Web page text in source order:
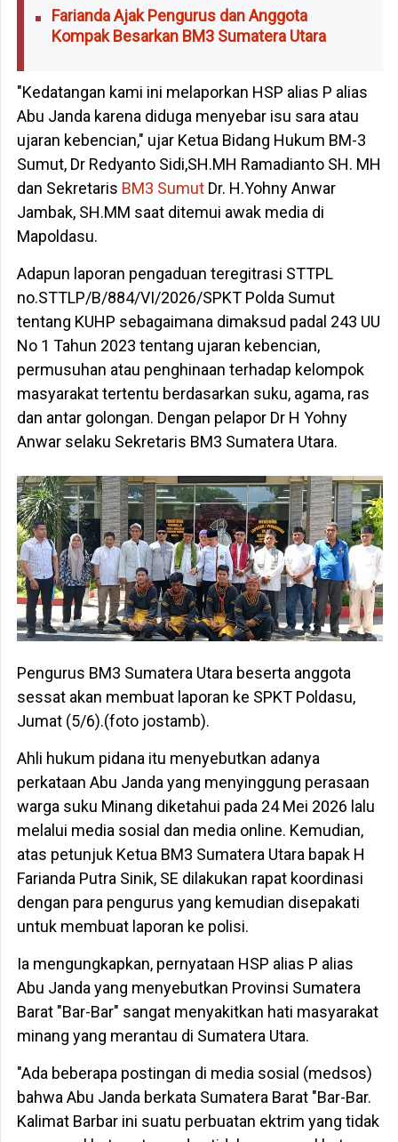
Farianda Ajak Pengurus dan Anggota
Kompak Besarkan BM3 Sumatera Utara
"Kedatangan kami ini melaporkan HSP alias P alias
Abu Janda karena diduga menyebar isu sara atau
ujaran kebencian," ujar Ketua Bidang Hukum BM-3
Sumut, Dr Redyanto Sidi,SH.MH Ramadianto SH. MH
dan Sekretaris BM3 SumutDr. H.Yohny Anwar
Jambak, SH.MM saat ditemui awak media di
Mapoldasu.
Adapun laporan pengaduan teregitrasi STTPL
no.STTLP/B/884/VI/2026/SPKT Polda Sumut
tentang KUHP sebagaimana dimaksud padal 243 UU
No 1 Tahun 2023 tentang ujaran kebencian,
permusuhan atau penghinaan terhadap kelompok
masyarakat tertentu berdasarkan suku, agama, ras
dan antar golongan. Dengan pelapor Dr H Yohny
Anwar selaku Sekretaris BM3 Sumatera Utara.
Pengurus BM3 Sumatera Utara beserta anggota
sessat akan membuat laporan ke SPKT Poldasu,
Jumat (5/6).(foto jostamb).
Ahli hukum pidana itu menyebutkan adanya
perkataan Abu Janda yang menyinggung perasaan
warga suku Minang diketahui pada 24 Mei 2026 lalu
melalui media sosial dan media online. Kemudian,
atas petunjuk Ketua BM3 Sumatera Utara bapak H
Farianda Putra Sinik, SE dilakukan rapat koordinasi
dengan para pengurus yang kemudian disepakati
untuk membuat laporan ke polisi.
Ia mengungkapkan, pernyataan HSP alias P alias
Abu Janda yang menyebutkan Provinsi Sumatera
Barat "Bar-Bar" sangat menyakitkan hati masyarakat
minang yang merantau di Sumatera Utara.
"Ada beberapa postingan di media sosial (medsos)
bahwa Abu Janda berkata Sumatera Barat "Bar-Bar.
Kalimat Barbar ini suatu perbuatan ektrim yang tidak